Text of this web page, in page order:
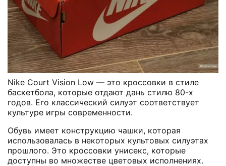
Nike Court Vision Low — это кроссовки в стиле
баскетбола, которые отдают дань стилю 80-х
годов. Его классический силуэт соответствует
культуре игры современности.
Обувь имеет конструкцию чашки, которая
использовалась в некоторых культовых силуэтах
прошлого. Это кроссовки унисекс, которые
доступны во множестве цветовых исполнениях.